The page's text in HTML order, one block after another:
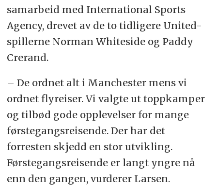
samarbeid med International Sports
Agency, drevet av de to tidligere United-
spillerne Norman Whiteside og Paddy
Crerand.
– De ordnet alt i Manchester mens vi
ordnet flyreiser. Vi valgte ut toppkamper
og tilbød gode opplevelser for mange
førstegangsreisende. Der har det
forresten skjedd en stor utvikling.
Førstegangsreisende er langt yngre nå
enn den gangen, vurderer Larsen.